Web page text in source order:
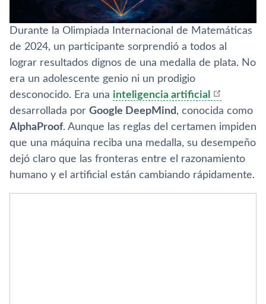
Durante la Olimpiada Internacional de Matemáticas
de 2024, un participante sorprendió a todos al
lograr resultados dignos de una medalla de plata. No
era un adolescente genio ni un prodigio
desconocido. Era una inteligencia artificial
desarrollada por Google DeepMind, conocida como
AlphaProof. Aunque las reglas del certamen impiden
que una máquina reciba una medalla, su desempeño
dejó claro que las fronteras entre el razonamiento
humano y el artificial están cambiando rápidamente.